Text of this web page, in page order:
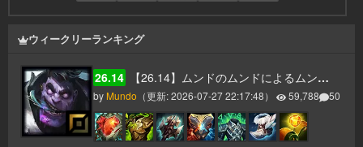
ウィークリーランキング
26.14 【26.14】ムンドのムンドによるムンドのためのムンドガイド
by Mundo （更新:2026-07-27 22:17:48） 59,788 50